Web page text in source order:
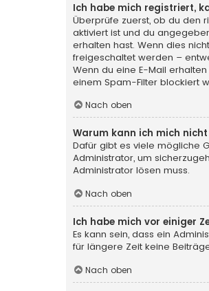
Ich habe mich registriert,
Überprüfe zuerst, ob du den
aktiviert ist und du
erhalten hast. Wenn dies
freigeschaltet werden –
Wenn du eine E-Mail
einem Spam-Filter blockiert
Nach oben
Warum kann ich mich
Dafür gibt es viele mögliche
Administrator, um
Administrator lösen muss.
Nach oben
Ich habe mich vor einiger
Es kann sein, dass ein
für längere Zeit keine
Nach oben